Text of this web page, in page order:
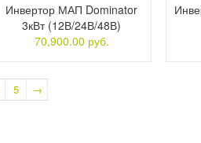
Инвертор МАП Dominator
3кВт (12В/24В/48В)
70,900.00 руб.
5 →